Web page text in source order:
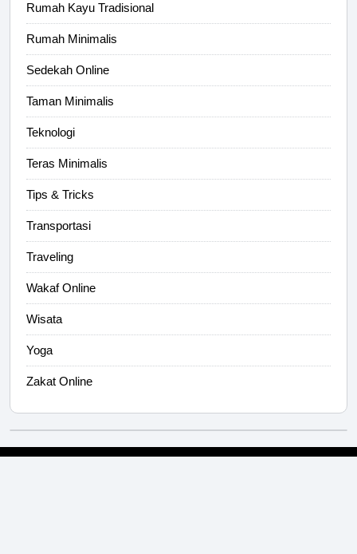
Rumah Kayu Tradisional
Rumah Minimalis
Sedekah Online
Taman Minimalis
Teknologi
Teras Minimalis
Tips & Tricks
Transportasi
Traveling
Wakaf Online
Wisata
Yoga
Zakat Online